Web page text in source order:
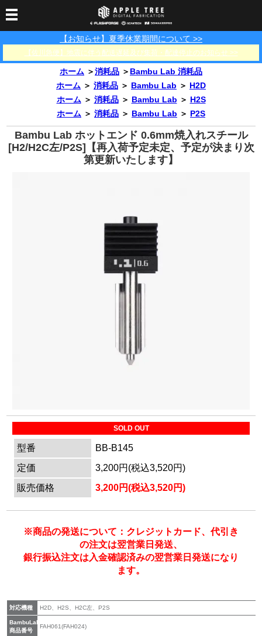
【お知らせ】夏季休業期間について >>
【佐川急便】地震に伴う配送遅延及び集荷・配達停止のお知らせ >>
3Dプリンター
3Dプリンター一覧 FLASHFORGE Bambu Lab
3Dスキャナー
SCANOLOGY 3DeVOK 3Dスキャナー消耗品
3DMakerpro
フィラメント
フィラメント一覧 FLASHFORGE Bambu Lab
光造形用レジン
レジン洗浄液
消耗品
部品
工具類
オフィシャルサイト
法人窓口
マイページ
カートを見る
ホーム ＞消耗品 ＞ Bambu Lab 消耗品
ホーム ＞ 消耗品 ＞ Bambu Lab ＞ H2D
ホーム ＞ 消耗品 ＞ Bambu Lab ＞ H2S
ホーム ＞ 消耗品 ＞ Bambu Lab ＞ P2S
Bambu Lab ホットエンド 0.6mm焼入れスチール
[H2/H2C左/P2S]【再入荷予定未定、予定が決まり次
第更新いたします】
SOLD OUT
型番
BB-B145
定価
3,200円(税込3,520円)
販売価格
3,200円(税込3,520円)
※商品の発送について：クレジットカード、代引き
の注文は翌営業日発送、
銀行振込注文は入金確認済みの翌営業日発送になり
ます。
対応機種 H2D、H2S、H2C左、P2S
BambuLab
商品番号
FAH061(FAH024)